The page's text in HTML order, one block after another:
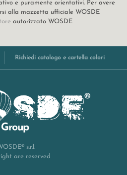
e puramente orientativi. Per avere
alla mazzetta ufficiale WOSDE
autorizzato WOSDE
Richiedi catalogo e cartella colori
s.r.l.
are reserved